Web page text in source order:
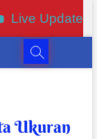
Live Update
Ukuran